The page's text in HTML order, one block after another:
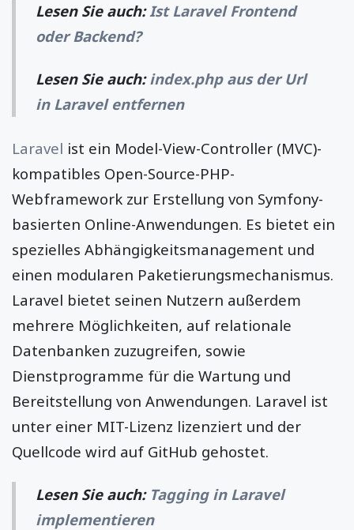
Lesen Sie auch:Ist Laravel Frontend
oder Backend?
Lesen Sie auch:index.php aus der Url
in Laravel entfernen
Laravel ist ein Model-View-Controller (MVC)-
kompatibles Open-Source-PHP-
Webframework zur Erstellung von Symfony-
basierten Online-Anwendungen. Es bietet ein
spezielles Abhängigkeitsmanagement und
einen modularen Paketierungsmechanismus.
Laravel bietet seinen Nutzern außerdem
mehrere Möglichkeiten, auf relationale
Datenbanken zuzugreifen, sowie
Dienstprogramme für die Wartung und
Bereitstellung von Anwendungen. Laravel ist
unter einer MIT-Lizenz lizenziert und der
Quellcode wird auf GitHub gehostet.
Lesen Sie auch: Tagging in Laravel
implementieren